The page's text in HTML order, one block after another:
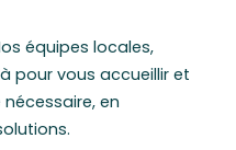
équipes locales,
pour vous accueillir et
en